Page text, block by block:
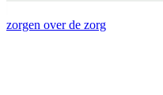
zorgen over de zorg